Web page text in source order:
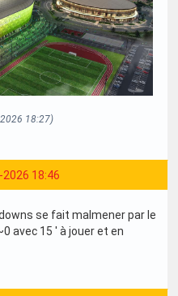
18:27)
2026 18:46
se fait malmener par le
avec 15 ' à jouer et en